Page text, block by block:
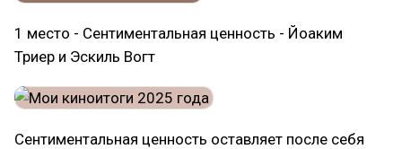
1 место - Сентиментальная ценность - Йоаким
Триер и Эскиль Вогт
Сентиментальная ценность оставляет после себя